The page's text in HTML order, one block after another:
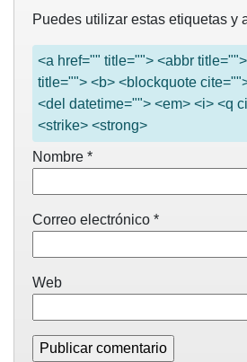
Puedes utilizar estas etiquetas y
<a href="" title=""> <abbr
title=""> <b> <blockquote
<del datetime=""> <em> <i> <q
<strike> <strong>
Nombre *
Correo electrónico *
Web